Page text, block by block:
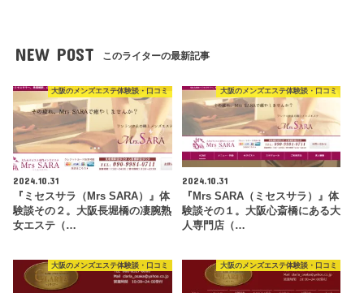
NEW POST このライターの最新記事
大阪のメンズエステ体験談・口コミ
2024.10.31
『ミセスサラ（Mrs SARA）』体
験談その２。大阪長堀橋の凄腕熟
女エステ（…
大阪のメンズエステ体験談・口コミ
2024.10.31
『Mrs SARA（ミセスサラ）』体
験談その１。大阪心斎橋にある大
人専門店（…
大阪のメンズエステ体験談・口コミ 大阪のメンズエステ体験談・口コミ